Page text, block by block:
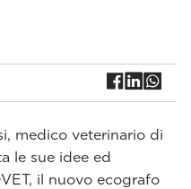
medico veterinario di
le sue idee ed
il nuovo ecografo